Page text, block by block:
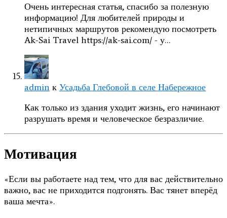
Очень интересная статья, спасибо за полезную
информацию! Для любителей природы и
нетипичных маршрутов рекомендую посмотреть
Ak-Sai Travel https://ak-sai.com/ - у…
admin к Усадьба Глебовой в селе Набережное
Как только из здания уходит жизнь, его начинают
разрушать время и человеческое безразличие.
Мотивация
«Если вы работаете над тем, что для вас действительно
важно, вас не приходится подгонять. Вас тянет вперёд
ваша мечта».